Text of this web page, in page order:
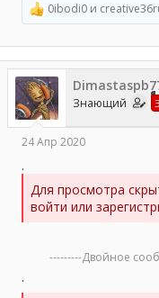
Р
е
а
к
ц
и
и
:
0ibodi0 и
Знающий
24 Апр 2020
.
Для просмотра
войти или
---------Двойное
.